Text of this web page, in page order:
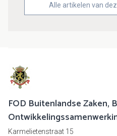
Alle artikelen van
FOD Buitenlandse Zaken,
Karmelietenstraat 15